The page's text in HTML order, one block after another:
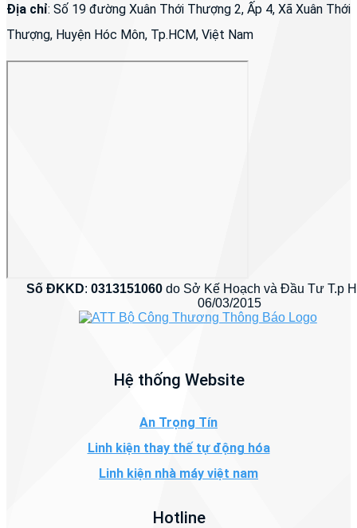
Địa chỉ: Số 19 đường Xuân Thới Thượng 2, Ấp 4, Xã Xuân Thới
Thượng, Huyện Hóc Môn, Tp.HCM, Việt Nam
Số ĐKKD:0313151060 do Sở Kế Hoạch và Đầu Tư T.p
06/03/2015
Hệ thống Website
An Trọng Tín
Linh kiện thay thế tự động hóa
Linh kiện nhà máy việt nam
Hotline